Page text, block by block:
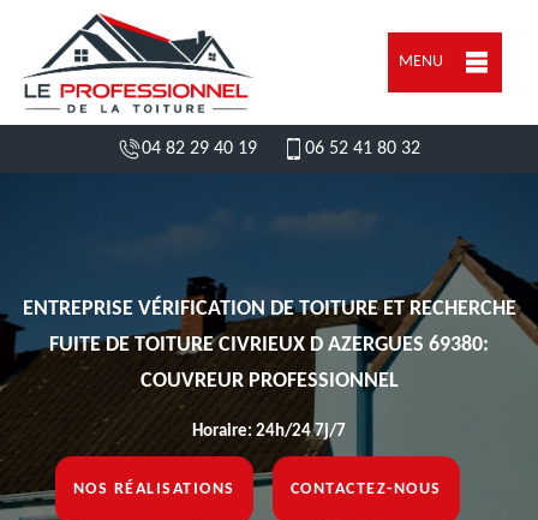
MENU
04 82 29 40 19 06 52 41 80 32
ENTREPRISE VÉRIFICATION DE TOITURE ET RECHERCHE
FUITE DE TOITURE CIVRIEUX D AZERGUES 69380:
COUVREUR PROFESSIONNEL
Horaire: 24h/24 7j/7
NOS RÉALISATIONS CONTACTEZ-NOUS